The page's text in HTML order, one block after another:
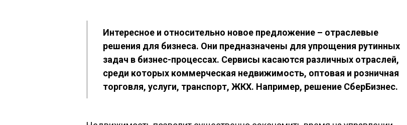
Интересное и относительно новое предложение – отраслевые
решения для бизнеса. Они предназначены для упрощения рутинных
задач в бизнес-процессах. Сервисы касаются различных отраслей,
среди которых коммерческая недвижимость, оптовая и розничная
торговля, услуги, транспорт, ЖКХ. Например, решение СберБизнес.